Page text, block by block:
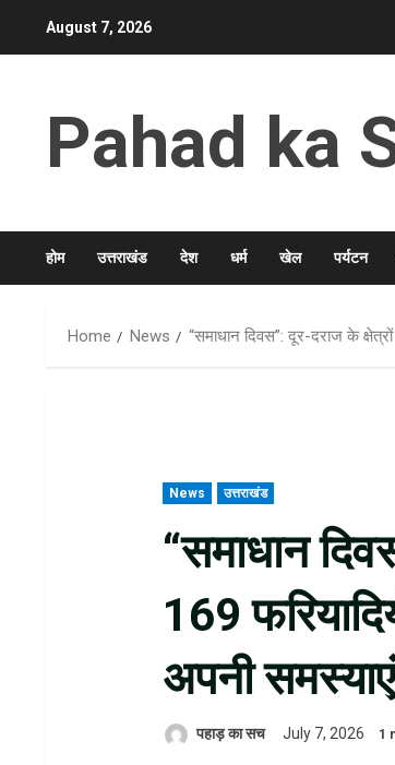
August 7, 2026
Pahad ka
होम उत्तराखंड देश धर्म खेल पर्यटन
Home News “समाधान दिवस”: दूर-दराज के
News उत्तराखंड
“समाधान
169
अपनी समस्याएं
पहाड़ का सच July 7, 2026 1